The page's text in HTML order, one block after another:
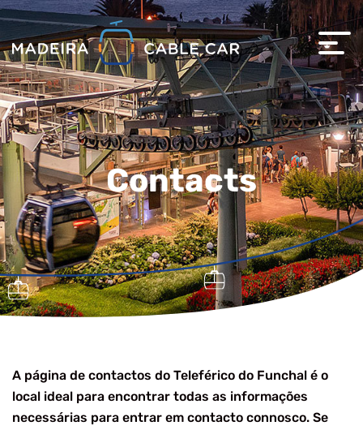
Contacts
A página de contactos do Teleférico do Funchal é o
local ideal para encontrar todas as informações
necessárias para entrar em contacto connosco. Se